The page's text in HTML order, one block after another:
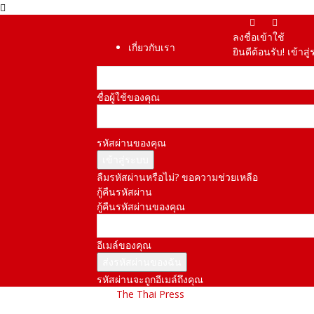
เกี่ยวกับเรา
ลงชื่อเข้าใช้
ยินดีต้อนรับ! เข้า
ชื่อผู้ใช้ของคุณ
รหัสผ่านของคุณ
ลืมรหัสผ่านหรือไม่? ขอความช่วยเหลือ
กู้คืนรหัสผ่าน
กู้คืนรหัสผ่านของคุณ
อีเมล์ของคุณ
รหัสผ่านจะถูกอีเมล์ถึงคุณ
The Thai Press